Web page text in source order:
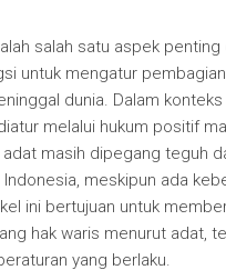
salah satu aspek penting
untuk mengatur
dunia. Dalam
melalui hukum positif
adat masih dipegang teguh
meskipun ada
ini bertujuan untuk
hak waris menurut adat,
yang berlaku.